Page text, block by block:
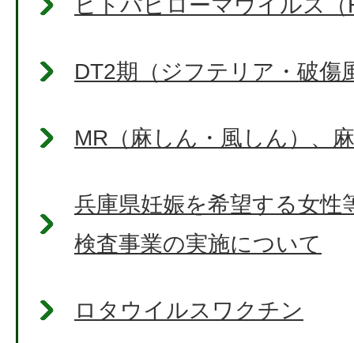
DT2期（ジフテリア・破傷
MR（麻しん・風しん）、
兵庫県妊娠を希望する女性
検査事業の実施について
ロタウイルスワクチン